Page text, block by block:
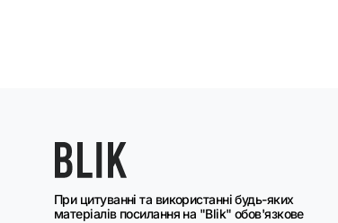
При цитуванні та використанні будь-яких
матеріалів посилання на "Blik" обов'язкове